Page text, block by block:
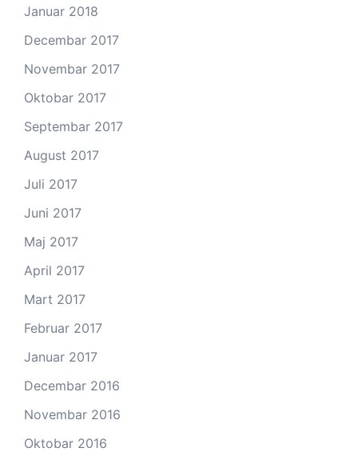
Januar 2018
Decembar 2017
Novembar 2017
Oktobar 2017
Septembar 2017
August 2017
Juli 2017
Juni 2017
Maj 2017
April 2017
Mart 2017
Februar 2017
Januar 2017
Decembar 2016
Novembar 2016
Oktobar 2016